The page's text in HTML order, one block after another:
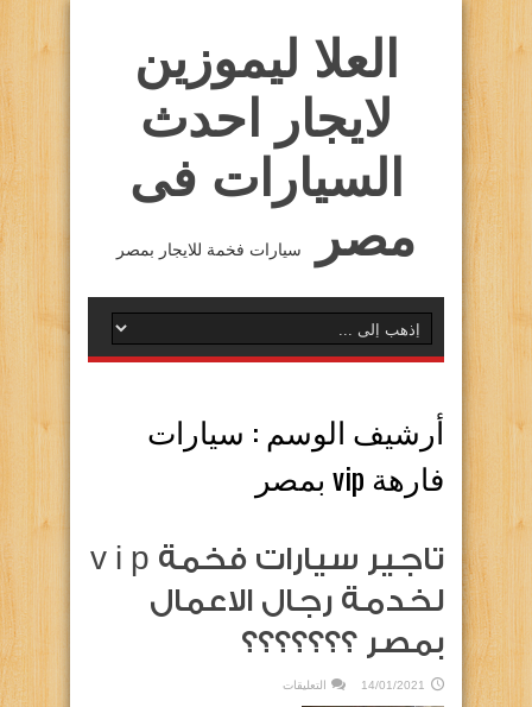
العلا ليموزين
لايجار احدث
السيارات فى
مصر
سيارات فخمة للايجار بمصر
أرشيف الوسم : سيارات
فارهة vip بمصر
تاجير سيارات فخمة v i p
لخدمة رجال الاعمال
بمصر ؟؟؟؟؟؟؟
14/01/2021 التعليقات